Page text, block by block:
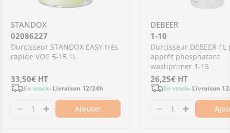
STANDOX
02086227
Durcisseur STANDOX EASY très
rapide VOC 5-15 1L
Prix
33,50€ HT
En stock- Livraison 12/24h
Diminuer la quantité pour 02086227 -
Augmenter la quantité pour 02086227 -
Ajouter
DEBEER
1-10
Durcisseur DEBEER 1L
apprêt phosphatant
washprimer 1-15
Prix
26,25€ HT
En stock- Livraison 12/
Diminuer la